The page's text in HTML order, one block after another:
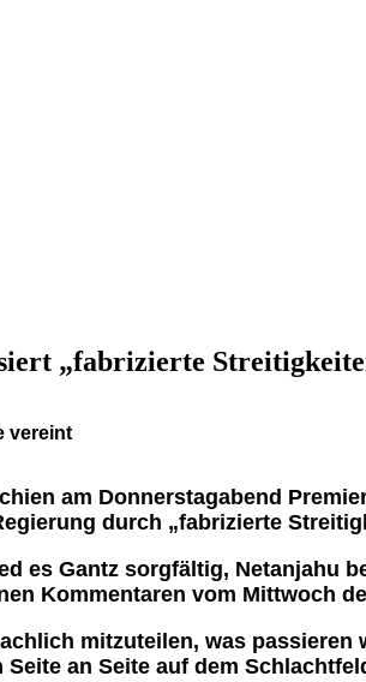
„fabrizierte
am Donnerstagabend
durch „fabrizierte
es Gantz sorgfältig, Netanjahu
Kommentaren vom Mittwoch
mitzuteilen, was
an Seite auf dem